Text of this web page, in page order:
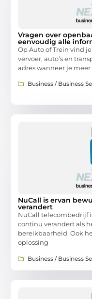
Vragen over
eenvoudig alle
Op Auto of Trein vind
vervoer, auto’s en
adres wanneer je meer
Business / Business
NuCall is ervan
verandert
NuCall telecombedrijf
continu verandert als
bereikbaarheid. Ook
oplossing
Business / Business